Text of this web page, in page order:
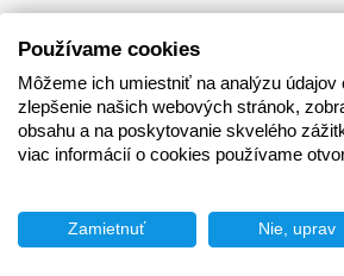
Používame cookies
Môžeme ich umiestniť na analýzu
zlepšenie našich webových stránok,
obsahu a na poskytovanie skvelého
viac informácií o cookies používame
Zamietnuť Nie, uprav